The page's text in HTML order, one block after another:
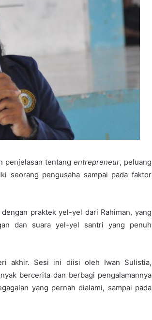
penjelasan tentangentrepreneur, peluang
seorang pengusaha sampai pada faktor
praktek yel-yel dari Rahiman, yang
dan suara yel-yel santri yang penuh
akhir. Sesi ini diisi oleh Iwan Sulistia,
bercerita dan berbagi pengalamannya
yang pernah dialami, sampai pada